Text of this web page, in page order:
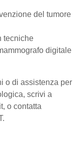
del tumore
tecniche
digitale
o di assistenza per
scrivi a
o contatta